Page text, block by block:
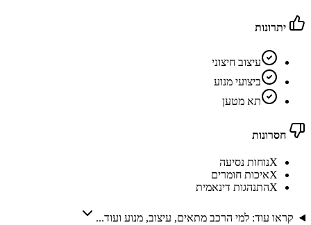
יתרונות
עיצוב חיצוני
ביצועי מנוע
תא מטען
חסרונות
Xנוחות נסיעה
Xאיכות חומרים
Xהתנהגות דינאמית
קראו עוד: למי הרכב מתאים, עיצוב, מנוע ועוד...